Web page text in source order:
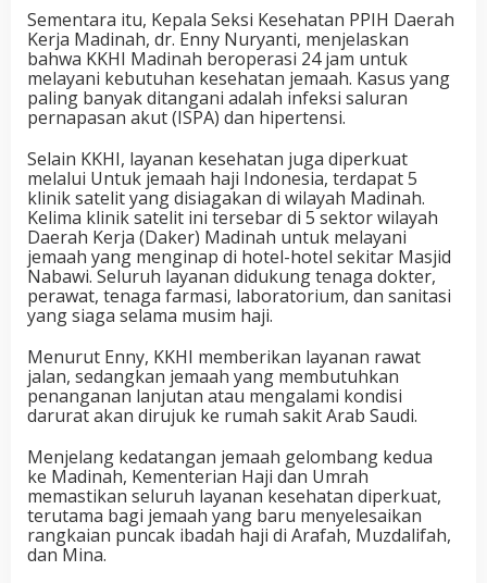
Sementara itu, Kepala Seksi Kesehatan PPIH Daerah
Kerja Madinah, dr. Enny Nuryanti, menjelaskan
bahwa KKHI Madinah beroperasi 24 jam untuk
melayani kebutuhan kesehatan jemaah. Kasus yang
paling banyak ditangani adalah infeksi saluran
pernapasan akut (ISPA) dan hipertensi.
Selain KKHI, layanan kesehatan juga diperkuat
melalui Untuk jemaah haji Indonesia, terdapat 5
klinik satelit yang disiagakan di wilayah Madinah.
Kelima klinik satelit ini tersebar di 5 sektor wilayah
Daerah Kerja (Daker) Madinah untuk melayani
jemaah yang menginap di hotel-hotel sekitar Masjid
Nabawi. Seluruh layanan didukung tenaga dokter,
perawat, tenaga farmasi, laboratorium, dan sanitasi
yang siaga selama musim haji.
Menurut Enny, KKHI memberikan layanan rawat
jalan, sedangkan jemaah yang membutuhkan
penanganan lanjutan atau mengalami kondisi
darurat akan dirujuk ke rumah sakit Arab Saudi.
Menjelang kedatangan jemaah gelombang kedua
ke Madinah, Kementerian Haji dan Umrah
memastikan seluruh layanan kesehatan diperkuat,
terutama bagi jemaah yang baru menyelesaikan
rangkaian puncak ibadah haji di Arafah, Muzdalifah,
dan Mina.